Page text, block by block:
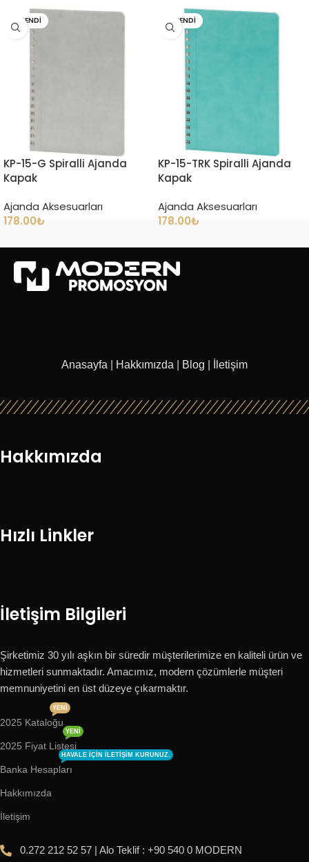
TÜKENDI
KP-15-G Spiralli Ajanda
Kapak
Ajanda Aksesuarları
178.00₺
TÜKENDI
KP-15-TRK Spiralli Ajanda
Kapak
Ajanda Aksesuarları
178.00₺
Anasayfa Hakkımızda Blog İletişim
Hakkımızda
Hızlı Linkler
İletişim Bilgileri
Şirketimiz 30 yılı aşkın bir süredir müşterilerimize en kaliteli ürün ve
hizmetleri sunmaktadır. Amacımız, modern çözümlerle müşteri
memnuniyetini en üst düzeye çıkarmaktır.
2025 Kataloğu
YENI
2025 Fiyat Listesi
YENI
Banka Hesapları
HAVALE IÇIN ILETIŞIM KURUNUZ.
Hakkımızda
İletişim
0.272 212 52 57 | Alo Teklif : +90 540 0 MODERN